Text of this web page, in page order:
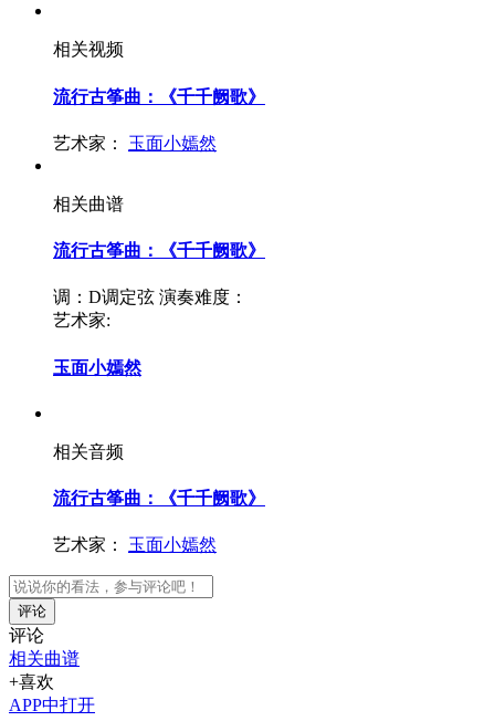
相关视频
流行古筝曲：《千千阙歌》
艺术家： 玉面小嫣然
相关曲谱
流行古筝曲：《千千阙歌》
调：D调定弦 演奏难度：
艺术家:
玉面小嫣然
相关音频
流行古筝曲：《千千阙歌》
艺术家： 玉面小嫣然
评论
评论
相关曲谱
+喜欢
APP中打开